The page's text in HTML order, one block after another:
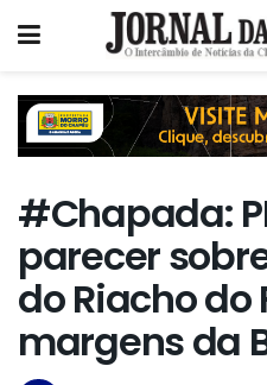
#Chapada:
parecer
do Riacho do
margens da